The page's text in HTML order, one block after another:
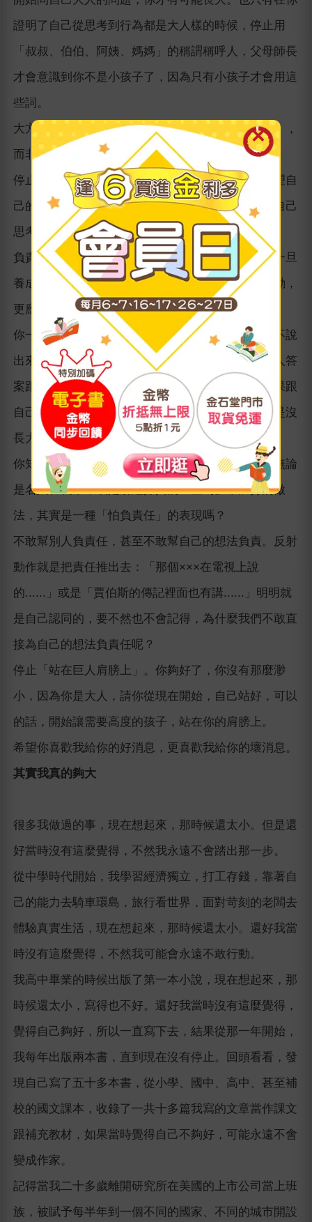
證明了自己從思考到行為都是大人樣的時候，停止用
「叔叔、伯伯、阿姨、媽媽」的稱謂稱呼人，父母師長
才會意識到你不是小孩子了，因為只有小孩子才會用這
些詞。
大方上前與另一個大人握手，不疾不徐介紹「自己」，
而非「我是某某的小孩......」
停止在思考前，任意地問「大人」的意見，或是希望自
己的行動，有一個簡單的標準答案可以依循。學習自己
思考，相信自己的判斷，並且為自己的決定負責。
負責任沒有那麼可怕，只是你還沒負過責任而已。一旦
養成習慣，就會喜歡上自己為自己負責，不只是行動，
更應該包括思想。
你一定看過很多人，明明心裡已經有答案，寧可先不說
出來，寧可聽名人、名嘴「看法」的人嗎？知道別人答
案跟自己一樣，就有「果然如此！」的安心感；如果跟
自己想的不一樣，搞不好立刻化身網路酸民，那就是沒
長大的孩子，才會有的表現。
你知道這種不敢承認自己的答案，要靠「別人」—無論
是名人、長輩，或是引經據典的「金句」來加持的做
法，其實是一種「怕負責任」的表現嗎？
不敢幫別人負責任，甚至不敢幫自己的想法負責。反射
動作就是把責任推出去：「那個×××在電視上說
的......」或是「賈伯斯的傳記裡面也有講......」明明就
是自己認同的，要不然也不會記得，為什麼我們不敢直
接為自己的想法負責任呢？
停止「站在巨人肩膀上」。你夠好了，你沒有那麼渺
小，因為你是大人，請你從現在開始，自己站好，可以
的話，開始讓需要高度的孩子，站在你的肩膀上。
希望你喜歡我給你的好消息，更喜歡我給你的壞消息。
其實我真的夠大
很多我做過的事，現在想起來，那時候還太小。但是還
好當時沒有這麼覺得，不然我永遠不會踏出那一步。
從中學時代開始，我學習經濟獨立，打工存錢，靠著自
己的能力去騎車環島，旅行看世界，面對苛刻的老闆去
體驗真實生活，現在想起來，那時候還太小。還好我當
時沒有這麼覺得，不然我可能會永遠不敢行動。
我高中畢業的時候出版了第一本小說，現在想起來，那
時候還太小，寫得也不好。還好我當時沒有這麼覺得，
覺得自己夠好，所以一直寫下去，結果從那一年開始，
我每年出版兩本書，直到現在沒有停止。回頭看看，發
現自己寫了五十多本書，從小學、國中、高中、甚至補
校的國文課本，收錄了一共十多篇我寫的文章當作課文
跟補充教材，如果當時覺得自己不夠好，可能永遠不會
變成作家。
記得當我二十多歲離開研究所在美國的上市公司當上班
族，被賦予每半年到一個不同的國家、不同的城市開設